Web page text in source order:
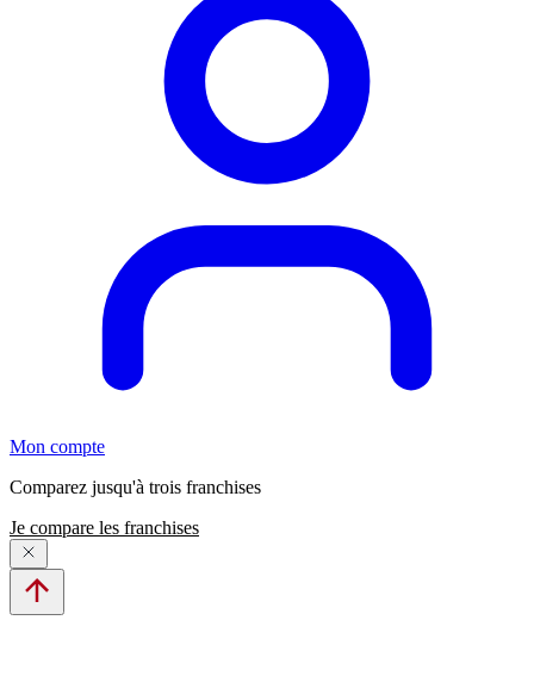
Mon compte
Comparez jusqu'à trois franchises
Je compare les franchises